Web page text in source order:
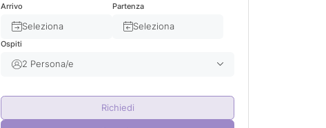
Arrivo
Seleziona
Partenza
Seleziona
Ospiti
2 Persona/e
Bambino/i 0
Richiedi